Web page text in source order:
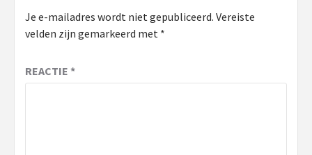
Je e-mailadres wordt niet gepubliceerd. Vereiste
velden zijn gemarkeerd met *
REACTIE *